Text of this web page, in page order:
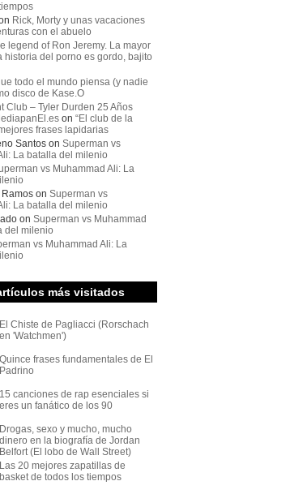
Rick, Morty y unas vacaciones
con el abuelo
legend of Ron Jeremy. La mayor
historia del porno es gordo, bajito
todo el mundo piensa (y nadie
disco de Kase.O
Club – Tyler Durden 25 Años
on “El club de la
frases lapidarias
Santoson Superman vs
La batalla del milenio
vs Muhammad Ali: La
on Superman vs
La batalla del milenio
on Superman vs Muhammad
del milenio
vs Muhammad Ali: La
más visitados
El Chiste de Pagliacci (Rorschach
en 'Watchmen')
Quince frases fundamentales de El
Padrino
15 canciones de rap esenciales si
eres un fanático de los 90
Drogas, sexo y mucho, mucho
dinero en la biografía de Jordan
Belfort (El lobo de Wall Street)
Las 20 mejores zapatillas de
basket de todos los tiempos